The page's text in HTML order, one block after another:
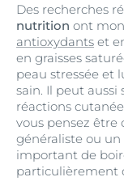
Des recherches
nutrition ont
antioxydants et
en graisses
peau stressée et
sain. Il peut aussi
réactions
vous pensez être
généraliste ou
important de
particulièrement